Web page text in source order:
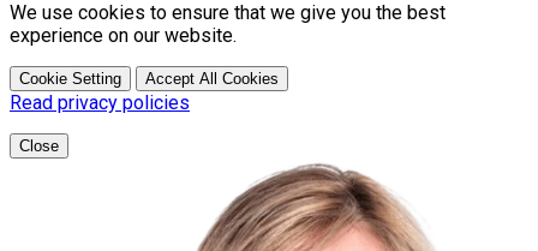
We use cookies to ensure that we give you the best
experience on our website.
Cookie Setting Accept All Cookies
Read privacy policies
Close